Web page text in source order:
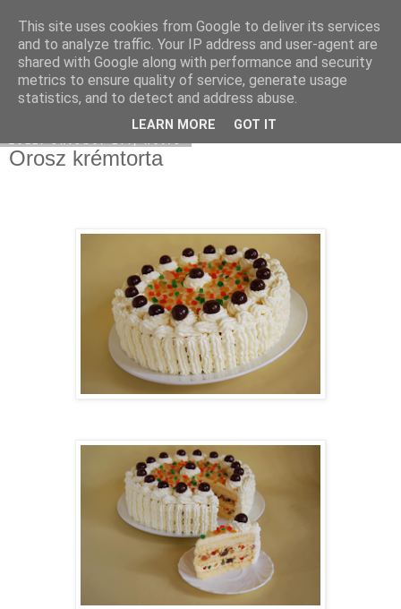
Moha Konyha
Orosz krémtorta
This site uses cookies from Google to deliver its services
and to analyze traffic. Your IP address and user-agent are
shared with Google along with performance and security
metrics to ensure quality of service, generate usage
statistics, and to detect and address abuse.
LEARN MORE GOT IT